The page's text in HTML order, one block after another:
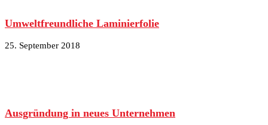
Umweltfreundliche Laminierfolie
25. September 2018
Ausgründung in neues Unternehmen